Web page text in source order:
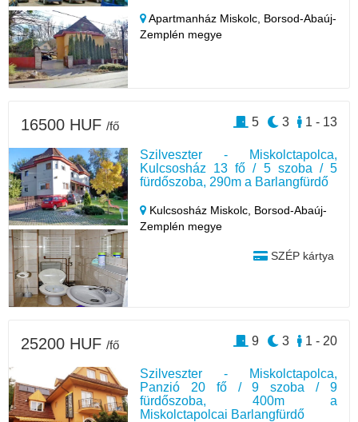
Apartmanház Miskolc, Borsod-Abaúj-
Zemplén megye
Szilveszter - Miskolctapolca,
Kulcsosház 13 fő / 5 szoba / 5
fürdőszoba, 290m a Barlangfürdő
Kulcsosház Miskolc, Borsod-Abaúj-
Zemplén megye
SZÉP kártya
16500 HUF /fő 1 - 13
3
5
Szilveszter - Miskolctapolca,
Panzió 20 fő / 9 szoba / 9
fürdőszoba, 400m a
Miskolctapolcai Barlangfürdő
25200 HUF /fő 1 - 20
3
9